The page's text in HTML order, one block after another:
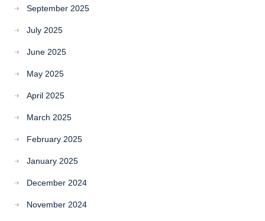
September 2025
July 2025
June 2025
May 2025
April 2025
March 2025
February 2025
January 2025
December 2024
November 2024